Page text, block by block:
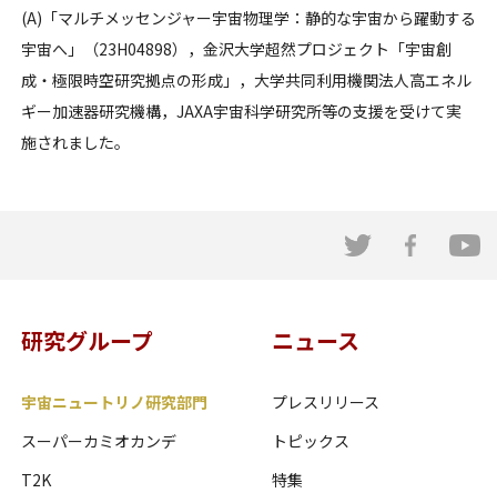
(A)「マルチメッセンジャー宇宙物理学：静的な宇宙から躍動する
宇宙へ」（23H04898），金沢大学超然プロジェクト「宇宙創
成・極限時空研究拠点の形成」，大学共同利用機関法人高エネル
ギー加速器研究機構，JAXA宇宙科学研究所等の支援を受けて実
施されました。
研究グループ
宇宙ニュートリノ研究部門
スーパーカミオカンデ
T2K
ニュース
プレスリリース
トピックス
特集